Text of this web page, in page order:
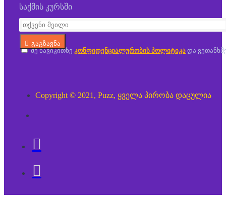
საქმის კურსში
გაგზავნა
მე წავიკითხე კონფიდენციალურობის პოლიტიკა და
Copyright © 2021, Puzz, ყველა პირობა დაცულია